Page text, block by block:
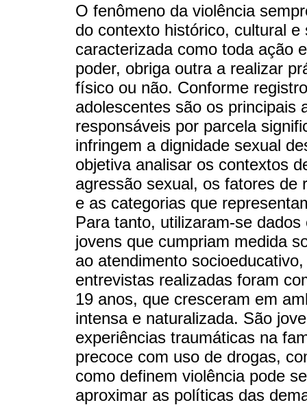
O fenômeno da violência
do contexto histórico, cultural
caracterizada como toda ação
poder, obriga outra a realizar
físico ou não. Conforme
adolescentes são os principais
responsáveis por parcela
infringem a dignidade sexual
objetiva analisar os contextos
agressão sexual, os fatores de
e as categorias que
Para tanto, utilizaram-se
jovens que cumpriam medida
ao atendimento
entrevistas realizadas foram
19 anos, que cresceram em
intensa e naturalizada. São
experiências traumáticas na
precoce com uso de drogas,
como definem violência pode
aproximar as políticas das